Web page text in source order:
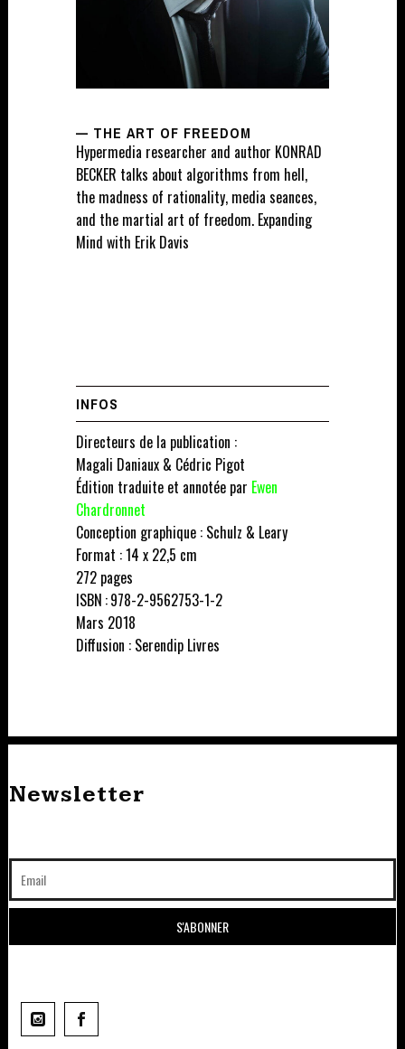
— THE ART OF FREEDOM
Hypermedia researcher and author KONRAD
BECKER talks about algorithms from hell,
the madness of rationality, media seances,
and the martial art of freedom. Expanding
Mind with Erik Davis
INFOS
Directeurs de la publication :
Magali Daniaux & Cédric Pigot
Édition traduite et annotée par Ewen
Chardronnet
Conception graphique : Schulz & Leary
Format : 14 x 22,5 cm
272 pages
ISBN : 978-2-9562753-1-2
Mars 2018
Diffusion : Serendip Livres
Newsletter